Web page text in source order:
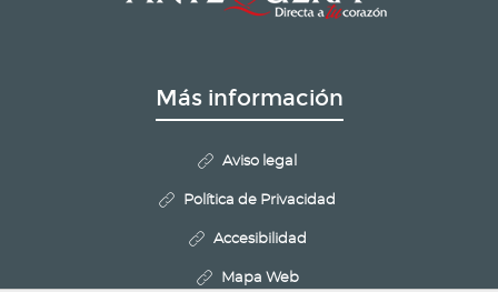
Más información
Aviso legal
Política de Privacidad
Accesibilidad
Mapa Web